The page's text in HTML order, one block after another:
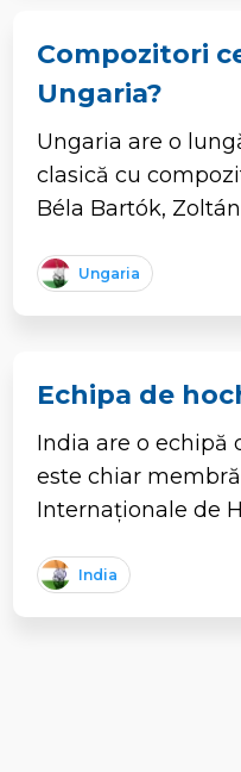
Compozitori
Ungaria?
Ungaria are o
clasică cu
Béla Bartók,
Ungaria
Echipa de
India are o echipă
este chiar
Internaționale de
India